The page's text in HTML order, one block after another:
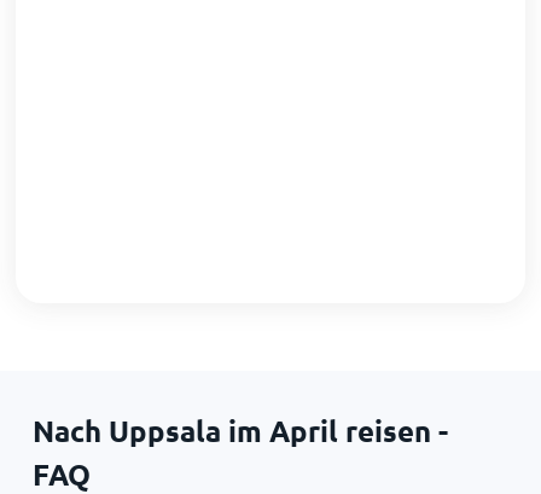
Nach Uppsala im April reisen -
FAQ